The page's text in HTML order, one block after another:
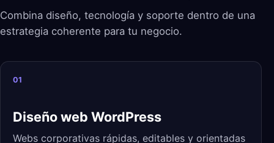
Combina diseño, tecnología y soporte dentro de una
estrategia coherente para tu negocio.
01
Diseño web WordPress
Webs corporativas rápidas, editables y orientadas